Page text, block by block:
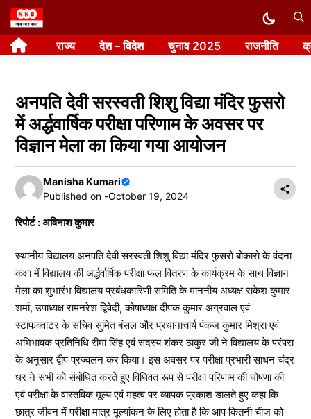
Skip
to
content राज्य देश – विदेश चुनाव 2025 राजनीति
अनपति देवी सरस्वती शिशु विद्या मंदिर फुसरो
में अर्द्धवार्षिक परीक्षा परिणाम के अवसर पर
विज्ञान मेला का किया गया आयोजन
Manisha Kumari
Published on -October 19, 2024
रिपोर्ट : अविनाश कुमार
स्थानीय विद्यालय अनपति देवी सरस्वती शिशु विद्या मंदिर फुसरो बोकारो के वंदना
कक्षा में विद्यालय की अर्द्धर्वार्षिक परीक्षा फल वितरण के कार्यक्रम के साथ विज्ञान
मेला का शुभारंभ विद्यालय प्रबंधकारिणी समिति के माननीय अध्यक्ष राकेश कुमार
शर्मा, उपाध्यक्ष रामनरेश द्विवेदी, कोषाध्यक्ष दीपक कुमार अग्रवाल एवं
स्टाफक्वाटर के सचिव सुमित बंसल और प्रधानाचार्य पंकज कुमार मिश्रा एवं
अभिभावक प्रतिनिधि रीमा सिंह एवं सदस्य शंकर ठाकुर जी ने विद्यालय के परंपरा
के अनुसार द्वीप प्रज्वलन कर किया। इस अवसर पर परीक्षा प्रभारी साधन चंद्र
धर ने सभी को संबोधित करते हुए विधिवत रूप से परीक्षा परिणाम की घोषणा की
एवं परीक्षा के वास्तविक मूल्य एवं महत्व पर व्यापक प्रकाश डालते हुए कहा कि
छात्र जीवन में परीक्षा मात्र मूल्यांकन के लिए होता है कि आप कितनी चीज को